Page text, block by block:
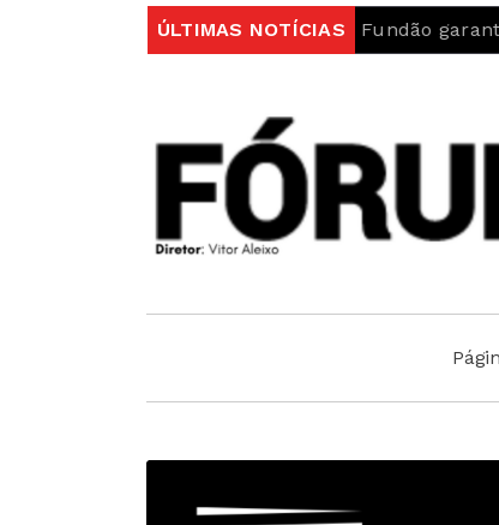
ÚLTIMAS NOTÍCIAS
Autarquia do Fundão garante que